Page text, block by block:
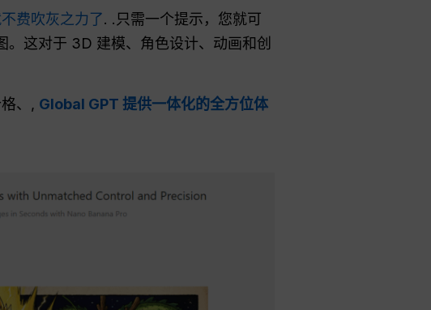
费吹灰之力了. .只需一个提示，您就可
这对于 3D 建模、角色设计、动画和创
、, Global GPT 提供一体化的全方位体